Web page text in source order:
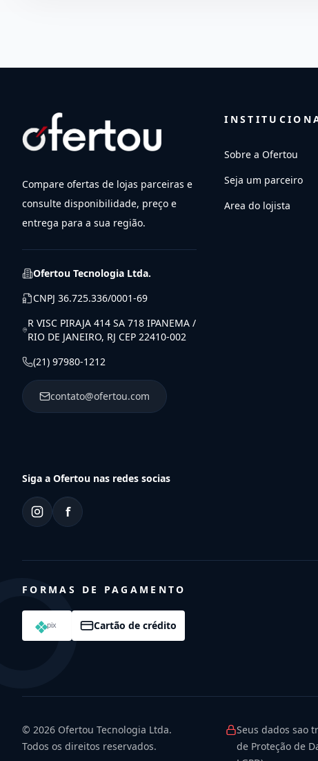
Compare ofertas de lojas parceiras e
consulte disponibilidade, preço e
entrega para a sua região.
Ofertou Tecnologia Ltda.
CNPJ 36.725.336/0001-69
R VISC PIRAJA 414 SA 718 IPANEMA /
RIO DE JANEIRO, RJ CEP 22410-002
(21) 97980-1212
contato@ofertou.com
Sobre a Ofertou
Seja um parceiro
Area do lojista
Siga a Ofertou nas redes socias
f
FORMAS DE PAGAMENTO
Cartão de crédito
© 2026 Ofertou Tecnologia Ltda.
Todos os direitos reservados.
Seus dados sao
de Proteção de